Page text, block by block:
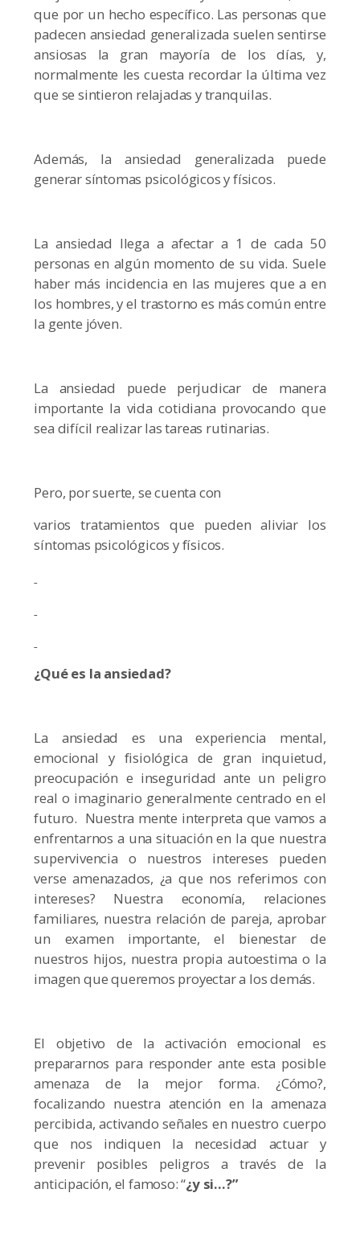
que por un hecho específico. Las personas que
padecen ansiedad generalizada suelen sentirse
ansiosas la gran mayoría de los días, y,
normalmente les cuesta recordar la última vez
que se sintieron relajadas y tranquilas.
Además, la ansiedad generalizada puede
generar síntomas psicológicos y físicos.
La ansiedad llega a afectar a 1 de cada 50
personas en algún momento de su vida. Suele
haber más incidencia en las mujeres que a en
los hombres, y el trastorno es más común entre
la gente jóven.
La ansiedad puede perjudicar de manera
importante la vida cotidiana provocando que
sea difícil realizar las tareas rutinarias.
Pero, por suerte, se cuenta con
varios tratamientos que pueden aliviar los
síntomas psicológicos y físicos.
¿Qué es la ansiedad?
La ansiedad es una experiencia mental,
emocional y fisiológica de gran inquietud,
preocupación e inseguridad ante un peligro
real o imaginario generalmente centrado en el
futuro. Nuestra mente interpreta que vamos a
enfrentarnos a una situación en la que nuestra
supervivencia o nuestros intereses pueden
verse amenazados, ¿a que nos referimos con
intereses? Nuestra economía, relaciones
familiares, nuestra relación de pareja, aprobar
un examen importante, el bienestar de
nuestros hijos, nuestra propia autoestima o la
imagen que queremos proyectar a los demás.
El objetivo de la activación emocional es
prepararnos para responder ante esta posible
amenaza de la mejor forma. ¿Cómo?,
focalizando nuestra atención en la amenaza
percibida, activando señales en nuestro cuerpo
que nos indiquen la necesidad actuar y
prevenir posibles peligros a través de la
anticipación, el famoso: “¿y si…?”